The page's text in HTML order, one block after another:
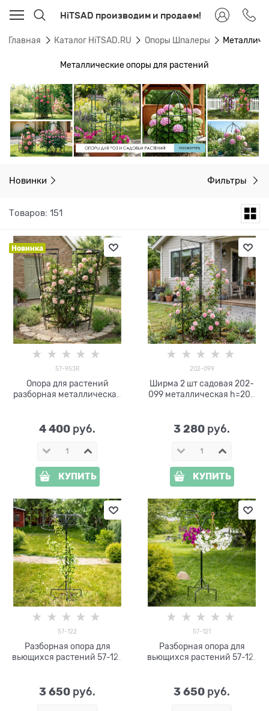
HiTSAD производим и продаем!
Главная Каталог HiTSAD.RU Опоры Шпалеры
Металлические опоры для растений
Новинки Фильтры
Товаров: 151
Новинка
57-953R
Опора для растений
разборная металлическая
4 400 руб.
КУПИТЬ
202-099
Ширма 2 шт садовая 202-
099 металлическая h=200
3 280 руб.
КУПИТЬ
57-122
Разборная опора для
вьющихся растений 57-122
3 650 руб.
57-121
Разборная опора для
вьющихся растений 57-121
3 650 руб.